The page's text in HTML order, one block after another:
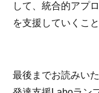
して、統合的アプ
を支援していくこ
最後までお読みい